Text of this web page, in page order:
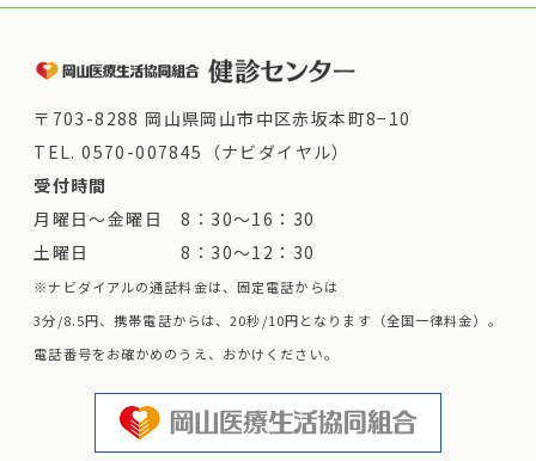
〒703-8288 岡山県岡山市中区赤坂本町8−10
TEL.0570-007845（ナビダイヤル）
受付時間
月曜日～金曜日 8：30～16：30
土曜日 8：30～12：30
※ナビダイアルの通話料金は、固定電話からは
3分/8.5円、携帯電話からは、20秒/10円となります（全国一律料金）。
電話番号をお確かめのうえ、おかけください。